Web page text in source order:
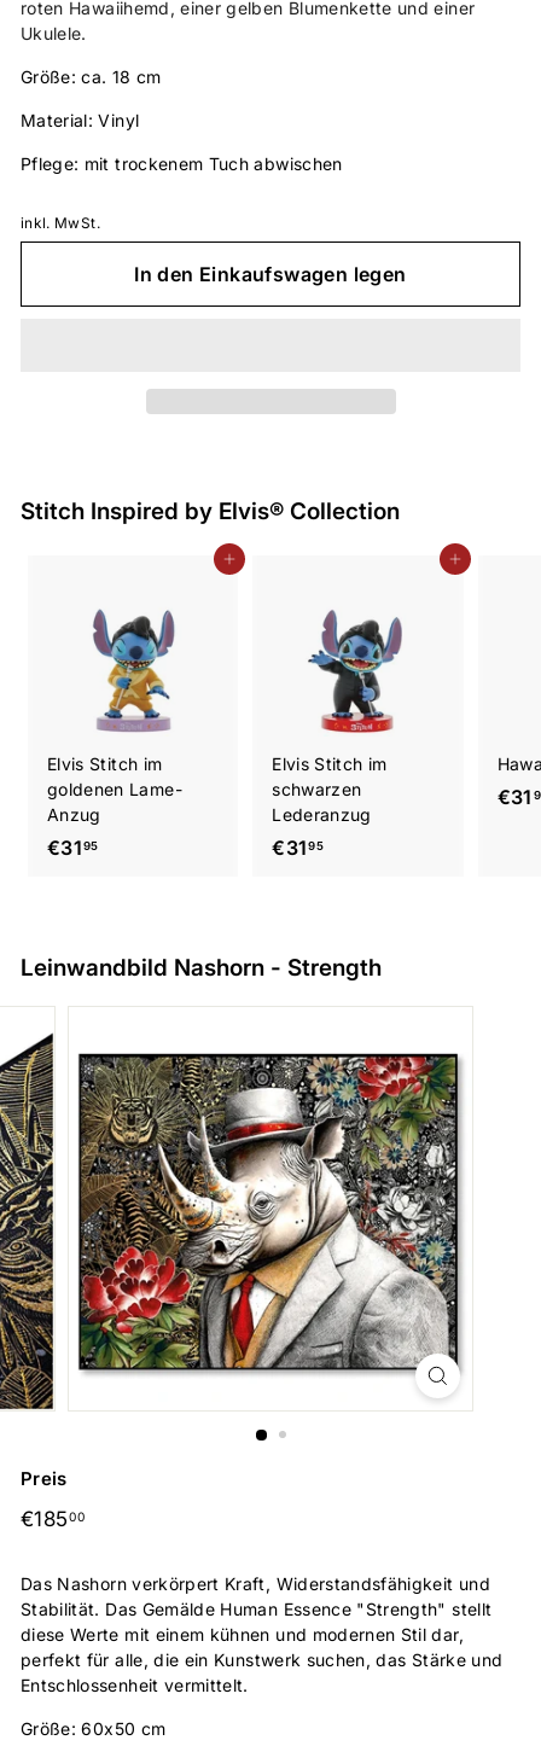
roten Hawaiihemd, einer gelben Blumenkette und einer
Ukulele.
Größe: ca. 18 cm
Material: Vinyl
Pflege: mit trockenem Tuch abwischen
inkl. MwSt.
In den Einkaufswagen legen
Stitch Inspired by Elvis® Collection
In den Einkaufswagen legen
Elvis Stitch im
goldenen Lame-
Anzug
€3195€
9
In den Einkaufswagen legen
Elvis Stitch im
schwarzen
Lederanzug
€31 95€
9
€31
Leinwandbild Nashorn - Strength
Preis
Normaler
€185 00€185,00
Das Nashorn verkörpert Kraft, Widerstandsfähigkeit und
Stabilität. Das Gemälde Human Essence "Strength" stellt
diese Werte mit einem kühnen und modernen Stil dar,
perfekt für alle, die ein Kunstwerk suchen, das Stärke und
Entschlossenheit vermittelt.
Größe: 60x50 cm